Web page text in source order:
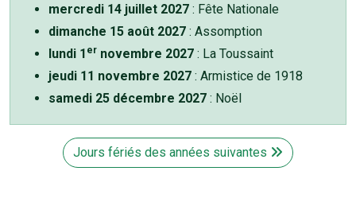
mercredi 14 juillet 2027 : Fête Nationale
dimanche 15 août 2027 : Assomption
lundi 1 er novembre 2027 : La Toussaint
jeudi 11 novembre 2027 : Armistice de 1918
samedi 25 décembre 2027 : Noël
Jours fériés des années suivantes